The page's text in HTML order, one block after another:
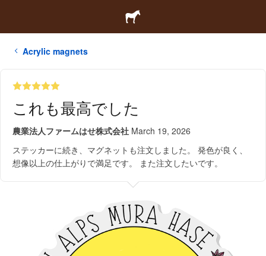
Acrylic magnets
これも最高でした
農業法人ファームはせ株式会社 March 19, 2026
ステッカーに続き、マグネットも注文しました。 発色が良く、
想像以上の仕上がりで満足です。 また注文したいです。